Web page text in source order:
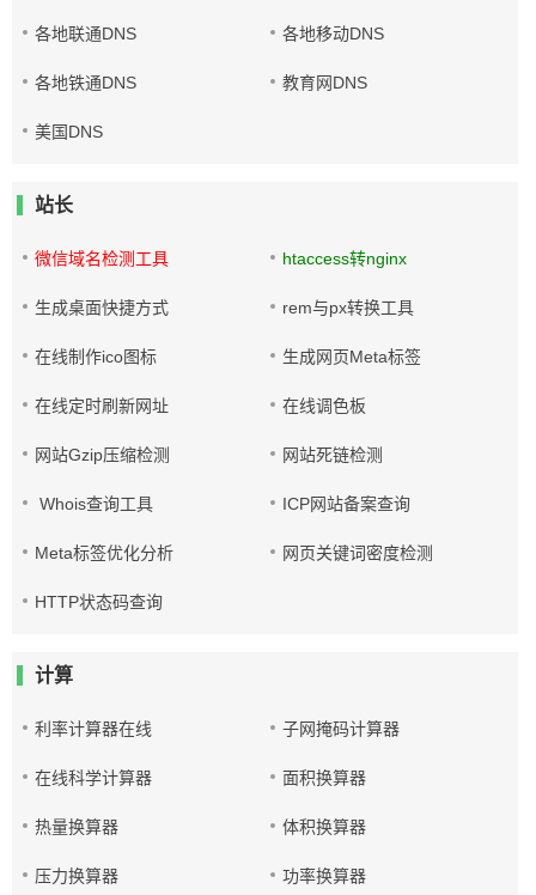
各地联通DNS 各地移动DNS
各地铁通DNS 教育网DNS
美国DNS
站长
微信域名检测工具 htaccess转nginx
生成桌面快捷方式 rem与px转换工具
在线制作ico图标 生成网页Meta标签
在线定时刷新网址 在线调色板
网站Gzip压缩检测 网站死链检测
Whois查询工具 ICP网站备案查询
Meta标签优化分析 网页关键词密度检测
HTTP状态码查询
计算
利率计算器在线 子网掩码计算器
在线科学计算器 面积换算器
热量换算器 体积换算器
压力换算器 功率换算器